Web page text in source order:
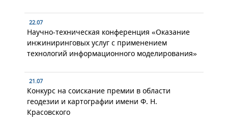
22.07
Научно-техническая конференция «Оказание
инжиниринговых услуг с применением
технологий информационного моделирования»
21.07
Конкурс на соискание премии в области
геодезии и картографии имени Ф. Н.
Красовского